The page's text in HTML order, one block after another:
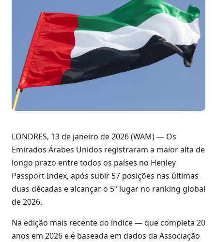
LONDRES, 13 de janeiro de 2026 (WAM) — Os
Emirados Árabes Unidos registraram a maior alta de
longo prazo entre todos os países no Henley
Passport Index, após subir 57 posições nas últimas
duas décadas e alcançar o 5º lugar no ranking global
de 2026.
Na edição mais recente do índice — que completa 20
anos em 2026 e é baseada em dados da Associação